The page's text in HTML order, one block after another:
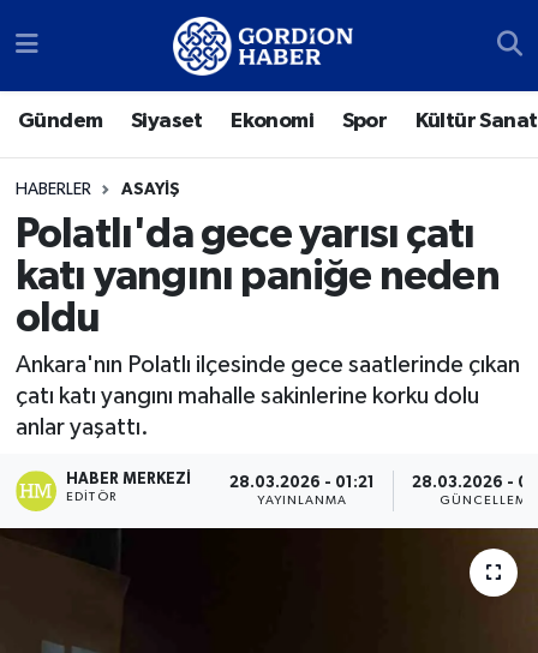
Gündem Siyaset Ekonomi Spor Kültür Sanat
HABERLER ASAYIŞ
Polatlı'da gece yarısı çatı
katı yangını paniğe neden
oldu
Ankara'nın Polatlı ilçesinde gece saatlerinde çıkan
çatı katı yangını mahalle sakinlerine korku dolu
anlar yaşattı.
HABER MERKEZI
EDITÖR
28.03.2026 - 01:21
YAYINLANMA
28.03.2026 -
GÜNCELLEME
Sosyal Medya Hesaplarımız
Siyaset
Ekonomi
Spor
Kültür Sanat
Ankara Nöbetçi Eczaneler
Ankara Trafik Yoğunluk Haritası
Süper Lig Puan Durumu ve Fikstür
Tüm Manşetler
Son Dakika Haberleri